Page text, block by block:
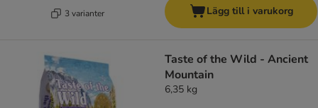
3 varianter Lägg till i varukorg
Taste of the Wild - Ancient
Mountain
6,35 kg